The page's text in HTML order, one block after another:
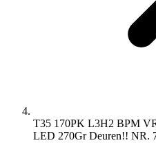
T35 170PK L3H2 BPM
LED 270Gr Deuren!! NR.